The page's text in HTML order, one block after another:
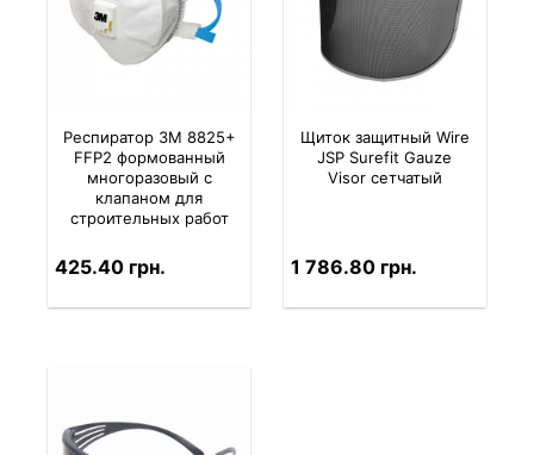
Респиратор 3M 8825+
FFP2 формованный
многоразовый с
клапаном для
строительных работ
425.40 грн.
Щиток защитный Wire
JSP Surefit Gauze
Visor сетчатый
1 786.80 грн.